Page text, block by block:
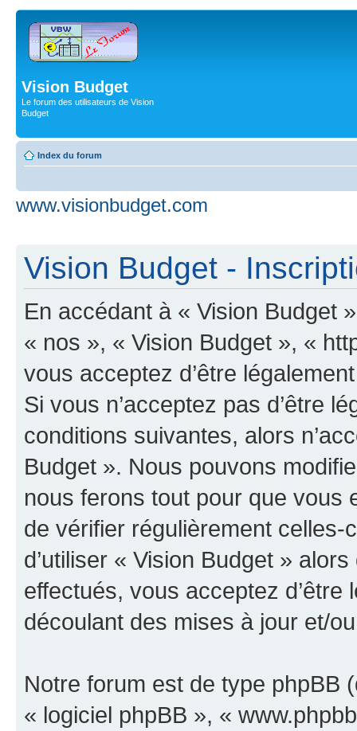
Vision Budget
Le forum des utilisateurs de Vision
Budget
Index du forum
www.visionbudget.com
Vision Budget -
En accédant à « Vision Budget
« nos », « Vision Budget », «
vous acceptez d’être
Si vous n’acceptez pas d’être
conditions suivantes, alors
Budget ». Nous pouvons
nous ferons tout pour que vous
de vérifier régulièrement
d’utiliser « Vision Budget »
effectués, vous acceptez
découlant des mises à jour et/
Notre forum est de type phpBB
« logiciel phpBB », «